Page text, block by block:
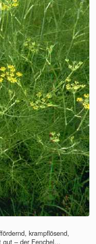
krampflösend,
gut – der Fenchel...